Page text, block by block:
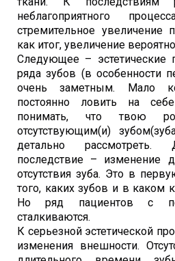
неблагоприятного
стремительное увеличение
как итог, увеличение
Следующее – эстетические
ряда зубов (в особенности
очень заметным. Мало
постоянно ловить на
понимать, что твою
отсутствующим(и)
детально рассмотреть.
последствие – изменение
отсутствия зуба. Это в
того, каких зубов и в каком
Но ряд пациентов с
сталкиваются.
К серьезной эстетической
изменения внешности.